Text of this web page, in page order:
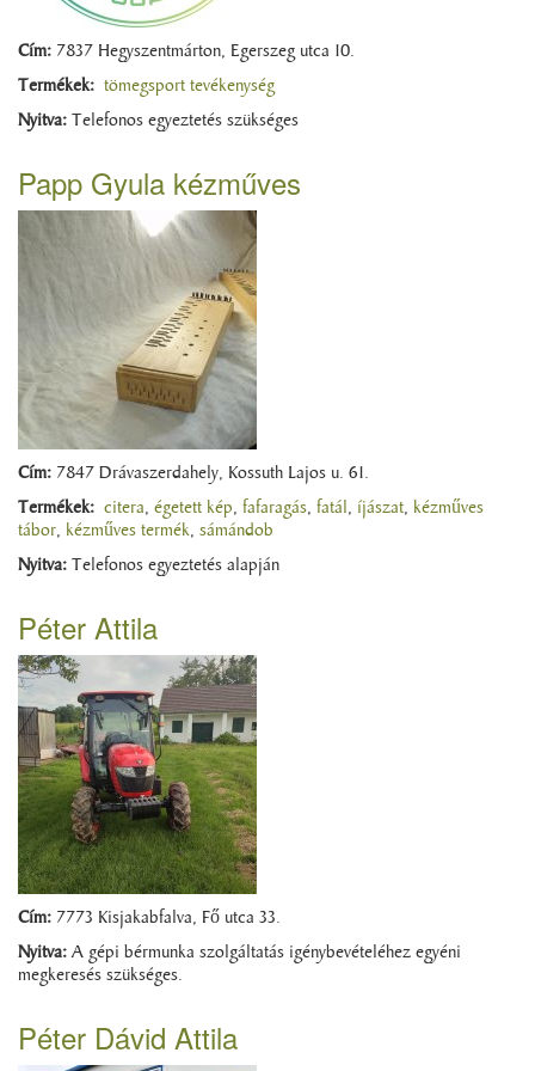
Cím: 7837 Hegyszentmárton, Egerszeg utca 10.
Termékek: tömegsport tevékenység
Nyitva: Telefonos egyeztetés szükséges
Papp Gyula kézműves
Cím: 7847 Drávaszerdahely, Kossuth Lajos u. 61.
Termékek: citera, égetett kép, fafaragás, fatál, íjászat, kézműves
tábor, kézműves termék, sámándob
Nyitva: Telefonos egyeztetés alapján
Péter Attila
Cím: 7773 Kisjakabfalva, Fő utca 33.
Nyitva: A gépi bérmunka szolgáltatás igénybevételéhez egyéni
megkeresés szükséges.
Péter Dávid Attila